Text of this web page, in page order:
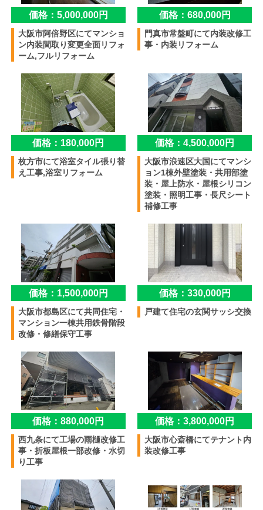
価格：5,000,000円
大阪市阿倍野区にてマンショ
ン内装間取り変更全面リフォ
ーム,フルリフォーム
価格：680,000円
門真市常盤町にて内装改修工
事・内装リフォーム
価格：180,000円
枚方市にて浴室タイル張り替
え工事,浴室リフォーム
価格：4,500,000円
大阪市浪速区大国にてマンシ
ョン1棟外壁塗装・共用部塗
装・屋上防水・屋根シリコン
塗装・照明工事・長尺シート
補修工事
価格：1,500,000円
大阪市都島区にて共同住宅・
マンション一棟共用鉄骨階段
改修・修繕保守工事
価格：330,000円
戸建て住宅の玄関サッシ交換
価格：880,000円
西九条にて工場の雨樋改修工
事・折板屋根一部改修・水切
り工事
価格：3,800,000円
大阪市心斎橋にてテナント内
装改修工事